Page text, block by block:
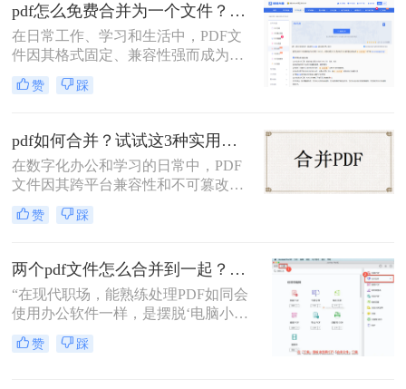
方法，帮你解决操作繁琐、安全隐忧
等核心困扰。那么多个pdf怎么合并成
一个pdf呢？本文基于真实测试和数
用技能。
pdf怎么免费合并为一个文件？五种免费合并方法详解！
在日常工作、学习和生活中，PDF文
件因其格式固定、兼容性强而成为文
档交换的主流格式。然而，我们经常
遇到需要将多个PDF文件合并为一个
提交组合文档。虽然市面上有众多付
费软件提供PDF编辑功能，但免费方
案同样能高效完成任务。那么pdf怎么
免费合并为一个文件呢？本文将系统
介绍五种免费合并PDF文件的方法，
涵盖在线工具、桌面软件、命令行及
求。
赞 踩
pdf如何合并？试试这3种实用合并方法！
在数字化办公和学习的日常中，PDF
文件因其跨平台兼容性和不可篡改性
而广受欢迎。然而，当需要处理多个
PDF文件时，将它们合并成一个文件
并呢？本文将介绍三种合并PDF文件
的方法。
赞 踩
两个pdf文件怎么合并到一起？3分钟教会你5种专业方法，最后一招绝了！
“在现代职场，能熟练处理PDF如同会
使用办公软件一样，是摆脱‘电脑小
白’标签、提升个人效率的隐形核心竞
争力。”——小编“领导刚把项目合同
赞 踩